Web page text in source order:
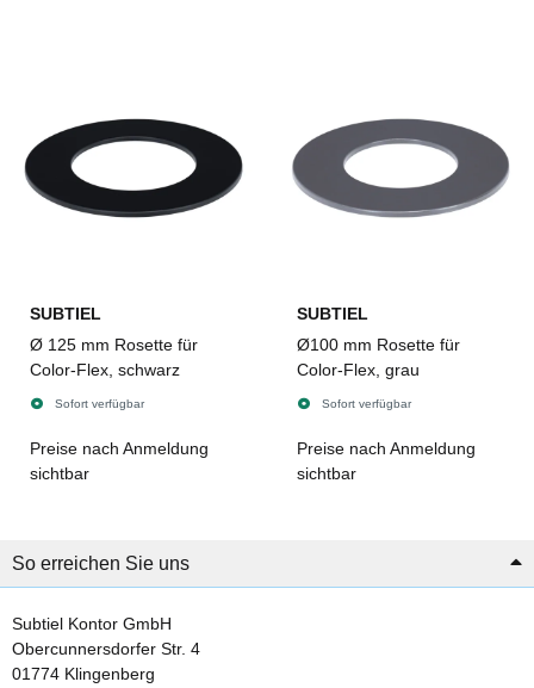
SUBTIEL
Ø 125 mm Rosette für
Color-Flex, schwarz
Sofort verfügbar
Preise nach Anmeldung
sichtbar
SUBTIEL
Ø100 mm Rosette für
Color-Flex, grau
Sofort verfügbar
Preise nach Anmeldung
sichtbar
So erreichen Sie uns
Subtiel Kontor GmbH
Obercunnersdorfer Str. 4
01774 Klingenberg